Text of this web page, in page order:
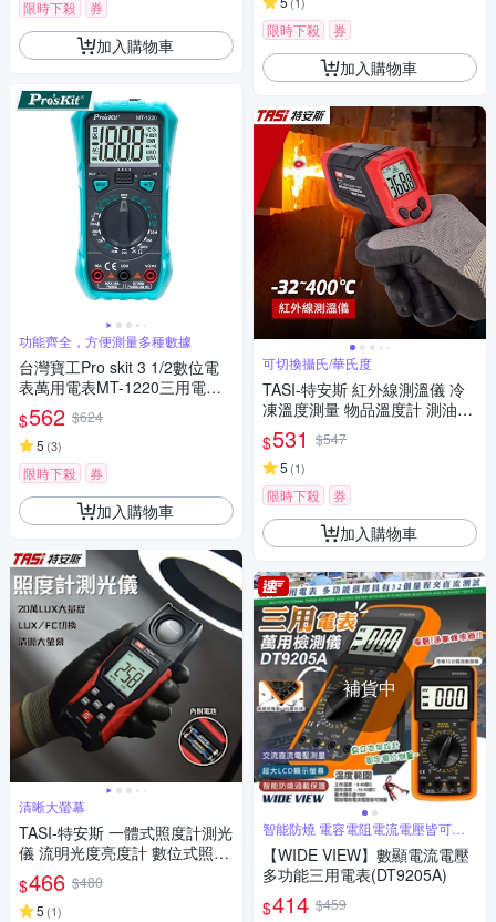
限時下殺 券
加入購物車
功能齊全，方便測量多種數據
台灣寶工Pro skit 3 1/2數位電
表萬用電表MT-1220三用電錶
(自動歸零;防雜訊干擾;可量交
流直流電壓2mA電流電阻電晶
體二極體NCV;雙保險絲;全檔位
保護)
$562 $624
5 (3)
限時下殺 券
加入購物車
清晰大螢幕
TASI-特安斯 一體式照度計測光
儀 流明光度亮度計 數位式照度
$466 $480
5 (1)
限時下殺 券
加入購物車
可切換攝氏/華氏度
TASI-特安斯 紅外線測溫儀 冷
凍溫度測量 物品溫度計 測油溫
烤箱溫度
$531 $547
5 (1)
限時下殺 券
加入購物車
補貨中
智能防燒 電容電阻電流電壓皆可測
量
【WIDE VIEW】數顯電流電壓
多功能三用電表(DT9205A)
$414 $459